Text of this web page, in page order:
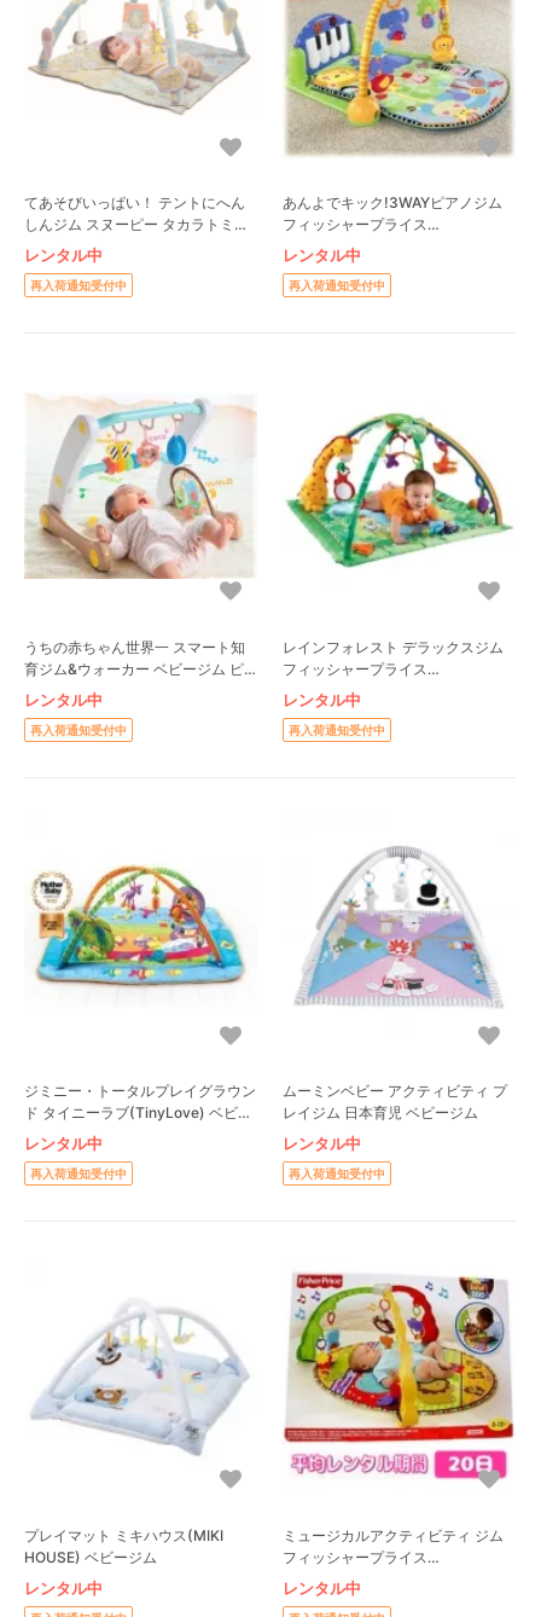
てあそびいっぱい！ テントにへん
しんジム スヌーピー タカラトミー
（TAKARA TOMY）
レンタル中
再入荷通知受付中
あんよでキック!3WAYピアノジム
フィッシャープライス
(FisherPrice) ベビージム
レンタル中
再入荷通知受付中
うちの赤ちゃん世界一 スマート知
育ジム&ウォーカー ベビージム ピ
ープル(People)
レンタル中
再入荷通知受付中
レインフォレスト デラックスジム
フィッシャープライス
(FisherPrice) ベビージム
レンタル中
再入荷通知受付中
ジミニー・トータルプレイグラウン
ド タイニーラブ(TinyLove) ベビー
ジム
レンタル中
再入荷通知受付中
ムーミンベビー アクティビティ プ
レイジム 日本育児 ベビージム
レンタル中
再入荷通知受付中
プレイマット ミキハウス(MIKI
HOUSE) ベビージム
レンタル中
ミュージカルアクティビティ ジム
フィッシャープライス
(FisherPrice) ベビージム
レンタル中